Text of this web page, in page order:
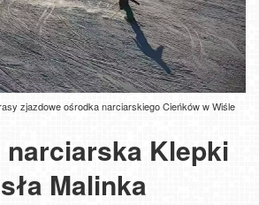
zjazdowe ośrodka narciarskiego Cieńków w Wiśle
narciarska Klepki
Malinka